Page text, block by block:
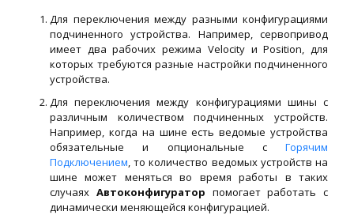
Для переключения между разными конфигурациями
подчиненного устройства. Например, сервопривод
имеет два рабочих режима Velocity и Position, для
которых требуются разные настройки подчиненного
устройства.
Для переключения между конфигурациями шины с
различным количеством подчиненных устройств.
Например, когда на шине есть ведомые устройства
обязательные и опциональные с Горячим
Подключением, то количество ведомых устройств на
шине может меняться во время работы в таких
случаях Автоконфигуратор помогает работать с
динамически меняющейся конфигурацией.